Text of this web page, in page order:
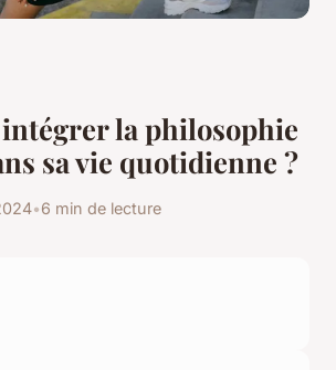
la philosophie
sa vie quotidienne ?
•6 min de lecture